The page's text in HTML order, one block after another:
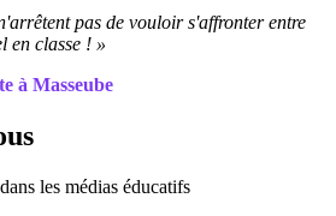
pas de vouloir s'affronter entre
en classe ! »
à Masseube
les médias éducatifs